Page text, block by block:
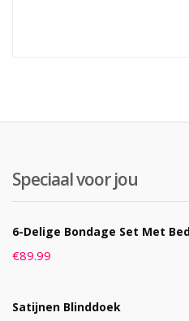
Speciaal voor jou
6-Delige Bondage Set Met
€89.99
Satijnen Blinddoek